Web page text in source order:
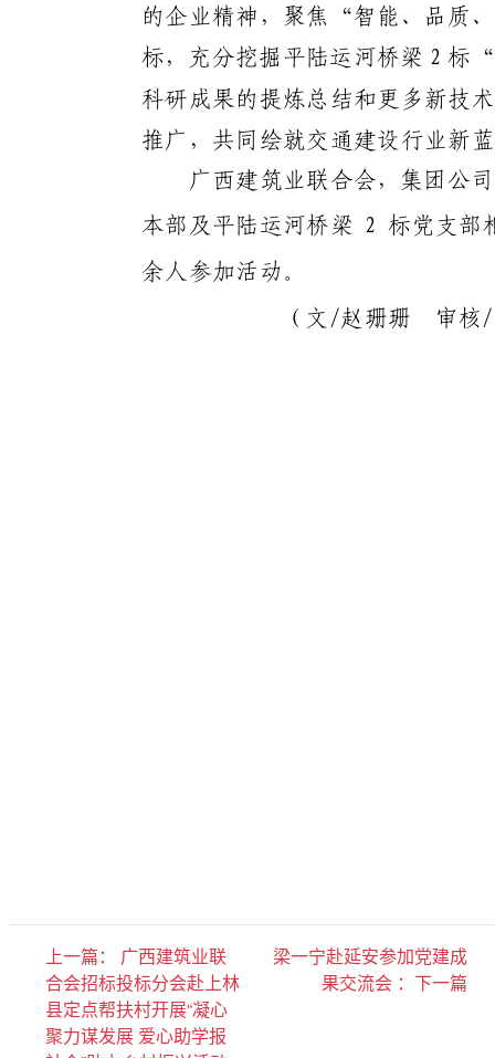
的企业精神，聚焦“智能、品质
标，充分挖掘平陆运河桥梁 2 标“
科研成果的提炼总结和更多新技
推广，共同绘就交通建设行业新
广西建筑业联合会，集团公
本部及平陆运河桥梁 2 标党支部
余人参加活动。
（文 /赵珊珊 审核
上一篇： 广西建筑业联
合会招标投标分会赴上林
县定点帮扶村开展“凝心
聚力谋发展 爱心助学报
梁一宁赴延安参加党建成
果交流会 ：下一篇